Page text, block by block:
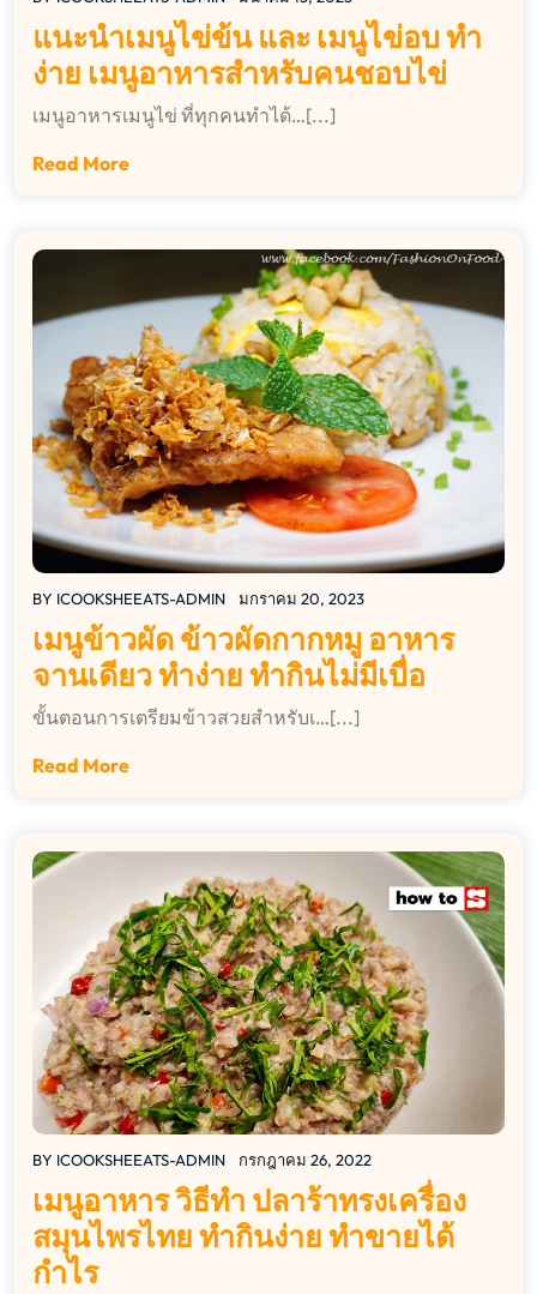
แนะนำเมนูไข่ข้น และ เมนูไข่อบ ทำ
ง่าย เมนูอาหารสำหรับคนชอบไข่
เมนูอาหารเมนูไข่ ที่ทุกคนทำได้…[...]
Read More
BY ICOOKSHEEATS-ADMIN มกราคม 20, 2023
เมนูข้าวผัด ข้าวผัดกากหมู อาหาร
จานเดียว ทำง่าย ทำกินไม่มีเบื่อ
ขั้นตอนการเตรียมข้าวสวยสำหรับเ…[...]
Read More
BY ICOOKSHEEATS-ADMIN กรกฎาคม 26, 2022
เมนูอาหาร วิธีทำ ปลาร้าทรงเครื่อง
สมุนไพรไทย ทำกินง่าย ทำขายได้
กำไร